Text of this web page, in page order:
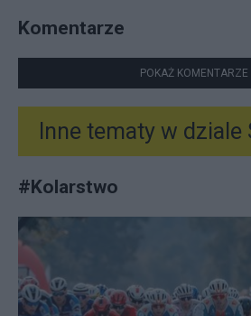
Komentarze
POKAŻ KOMENTARZE
Inne tematy w dziale
#Kolarstwo